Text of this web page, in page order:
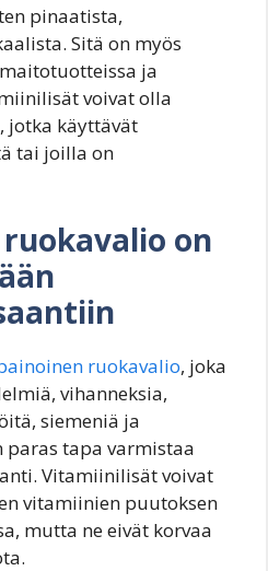
pinaatista,
Sitä on myös
ja
voivat olla
jotka käyttävät
tai joilla on
on
ruokavalio, joka
vihanneksia,
siemeniä ja
paras tapa varmistaa
Vitamiinilisät voivat
vitamiinien puutoksen
mutta ne eivät korvaa